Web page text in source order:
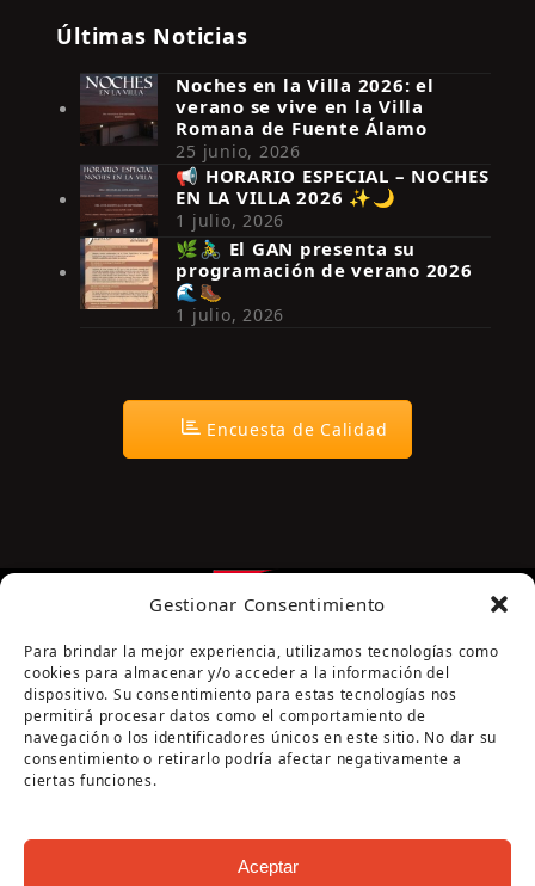
Gestionar Consentimiento
Para brindar la mejor experiencia, utilizamos tecnologías como
cookies para almacenar y/o acceder a la información del
dispositivo. Su consentimiento para estas tecnologías nos
permitirá procesar datos como el comportamiento de
navegación o los identificadores únicos en este sitio. No dar su
consentimiento o retirarlo podría afectar negativamente a
ciertas funciones.
Aceptar
Síguenos en Instagram
Últimas Noticias
Noches en la Villa 2026: el
verano se vive en la Villa
Romana de Fuente Álamo
25 junio, 2026
📢 HORARIO ESPECIAL – NOCHES
EN LA VILLA 2026 ✨🌙
1 julio, 2026
🌿🚴‍♂️ El GAN presenta su
programación de verano 2026
🌊🥾
1 julio, 2026
Encuesta de Calidad
Página cofinanciada por la Diputación de Córdoba